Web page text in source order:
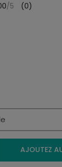
/5 (0)
AJOUTEZ